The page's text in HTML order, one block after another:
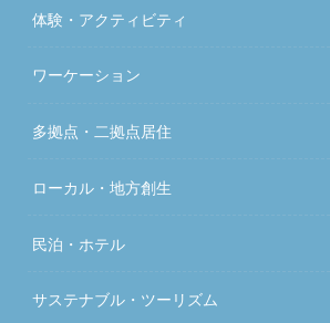
体験・アクティビティ
ワーケーション
多拠点・二拠点居住
ローカル・地方創生
民泊・ホテル
サステナブル・ツーリズム